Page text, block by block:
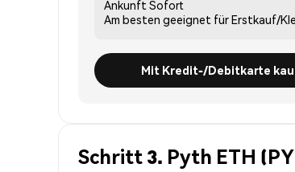
Ankunft Sofort
Am besten geeignet fürErstkauf/
Mit Kredit-/Debitkarte
Schritt 3. Pyth ETH